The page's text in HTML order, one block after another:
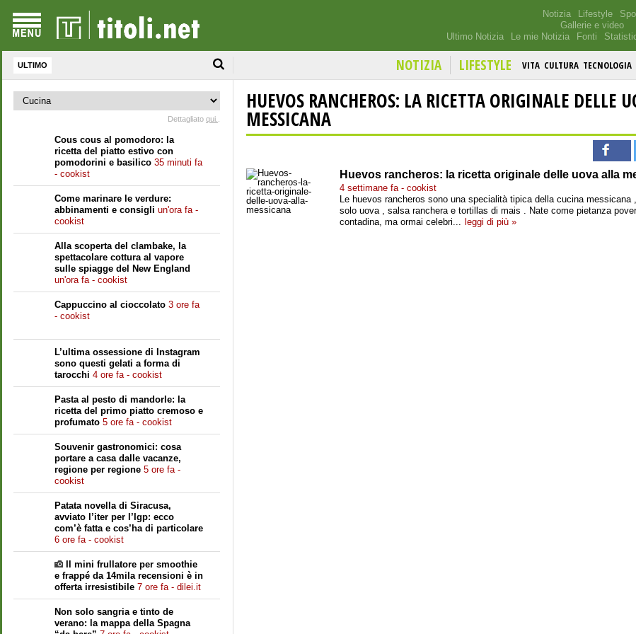
Notizia Lifestyle
Gallerie e video
Ultimo Notizia
Le mie Notizia Fonti
ULTIMO NOTIZIA LIFESTYLE VITA CULTURA TECNOLOGIA
Dettagliato qui.
Cous cous al pomodoro: la
ricetta del piatto estivo con
pomodorini e basilico 35 minuti fa
- cookist
Come marinare le verdure:
abbinamenti e consigli un'ora fa -
cookist
Alla scoperta del clambake, la
spettacolare cottura al vapore
sulle spiagge del New England
un'ora fa - cookist
Cappuccino al cioccolato 3 ore fa
- cookist
L’ultima ossessione di Instagram
sono questi gelati a forma di
tarocchi 4 ore fa - cookist
Pasta al pesto di mandorle: la
ricetta del primo piatto cremoso e
profumato 5 ore fa - cookist
Souvenir gastronomici: cosa
portare a casa dalle vacanze,
regione per regione 5 ore fa -
cookist
Patata novella di Siracusa,
avviato l’iter per l’Igp: ecco
com’è fatta e cos’ha di particolare
6 ore fa - cookist
Il mini frullatore per smoothie
e frappé da 14mila recensioni è in
offerta irresistibile 7 ore fa - dilei.it
Non solo sangria e tinto de
verano: la mappa della Spagna
HUEVOS RANCHEROS: LA RICETTA ORIGINALE DELLE
MESSICANA
Huevos rancheros: la ricetta originale delle uova alla
4 settimane fa - cookist
Le huevos rancheros sono una specialità tipica della cucina messicana
solo uova , salsa ranchera e tortillas di mais . Nate come pietanza
contadina, ma ormai celebri... leggi di più »